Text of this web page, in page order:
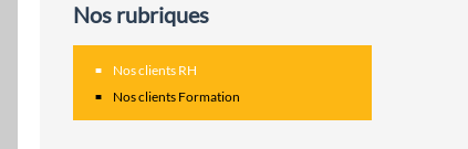
Nos rubriques
Nos clients RH
Nos clients Formation